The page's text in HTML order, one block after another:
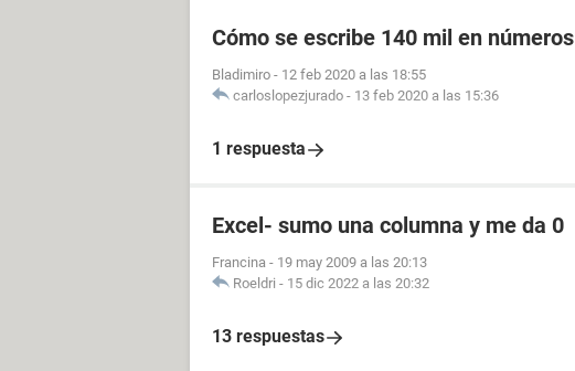
Cómo se escribe 140 mil en números
Bladimiro - 12 feb 2020 a las 18:55
carloslopezjurado - 13 feb 2020 a las 15:36
1 respuesta
Excel- sumo una columna y me da 0
Francina - 19 may 2009 a las 20:13
Roeldri - 15 dic 2022 a las 20:32
13 respuestas